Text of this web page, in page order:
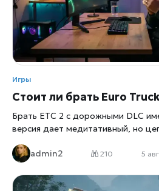
Игры
Стоит ли брать Euro Truck Simulator 2 с
Брать ЕТС 2 с дорожными DLC
версия дает медитативный, но
через сотни часов рейсов, новые
официальные прямые платежи
admin2 210 5